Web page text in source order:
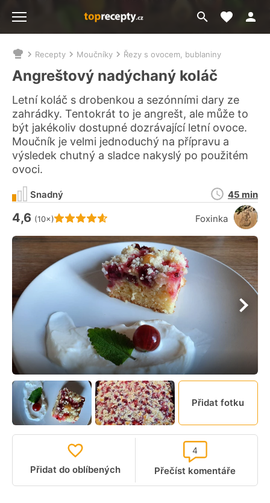
Přejít
na
Moje
Nacházíte
se
zde:
Recepty Moučníky Řezy s ovocem, bublaniny
Angreštový nadýchaný koláč
Letní koláč s drobenkou a sezónními dary ze
zahrádky. Tentokrát to je angrešt, ale může to
být jakékoliv dostupné dozrávající letní ovoce.
Moučník je velmi jednoduchý na přípravu a
výsledek chutný a sladce nakyslý po použitém
ovoci.
Hodnocení receptu je
4,6 (10×) Foxinka
Snadný
Doba
přípravy
45 min
Přidat fotku
Přidat do oblíbených Přečíst komentáře
4